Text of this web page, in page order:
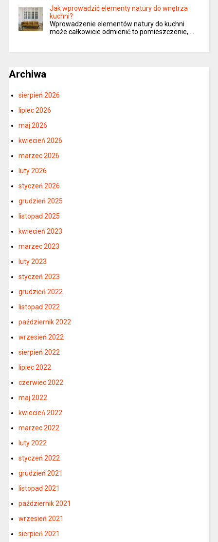
Jak wprowadzić elementy natury do wnętrza
kuchni?
Wprowadzenie elementów natury do kuchni
może całkowicie odmienić to pomieszczenie, …
Archiwa
sierpień 2026
lipiec 2026
maj 2026
kwiecień 2026
marzec 2026
luty 2026
styczeń 2026
grudzień 2025
listopad 2025
kwiecień 2023
marzec 2023
luty 2023
styczeń 2023
grudzień 2022
listopad 2022
październik 2022
wrzesień 2022
sierpień 2022
lipiec 2022
czerwiec 2022
maj 2022
kwiecień 2022
marzec 2022
luty 2022
styczeń 2022
grudzień 2021
listopad 2021
październik 2021
wrzesień 2021
sierpień 2021